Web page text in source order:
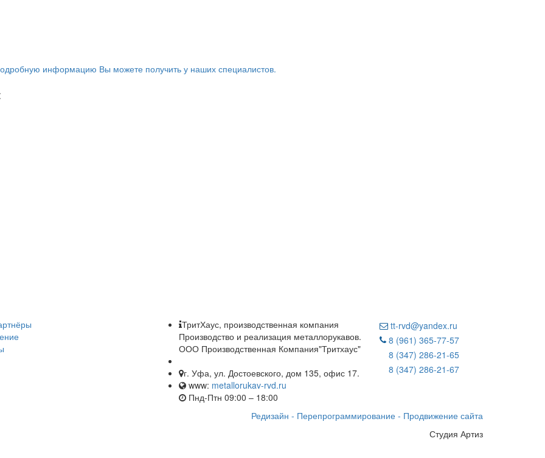
информацию Вы можете получить у наших специалистов.
ТритХаус, производственная компания
Производство и реализация металлорукавов.
ООО Производственная Компания"Тритхаус"
г. Уфа, ул. Достоевского, дом 135, офис 17.
www: metallorukav-rvd.ru
Пнд-Птн 09:00 – 18:00
tt-rvd@yandex.ru
8 (961) 365-77-57
8 (347) 286-21-65
8 (347) 286-21-67
Редизайн - Перепрограммирование - Продвижение сайта
Студия Артиз